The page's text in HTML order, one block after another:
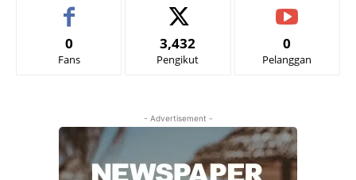
0
Fans
3,432
Pengikut
0
Pelanggan
- Advertisement -